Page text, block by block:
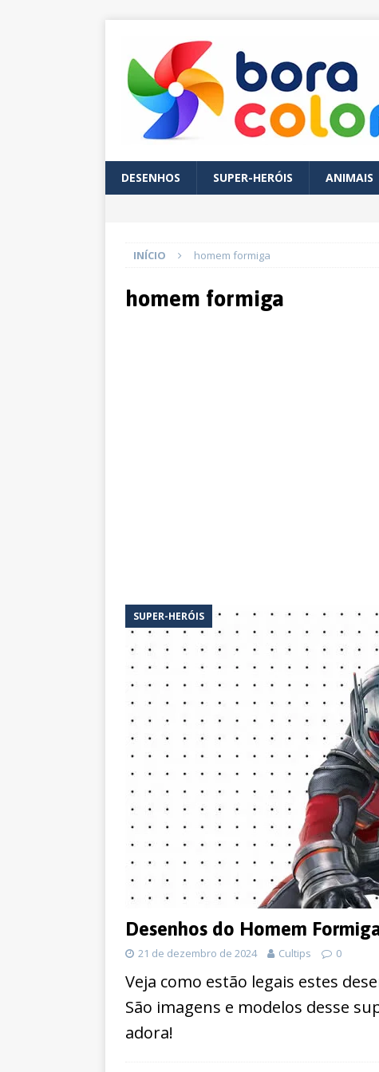
DESENHOS SUPER-HERÓIS ANIMAIS
INÍCIO homem formiga
homem formiga
SUPER-HERÓIS
Desenhos do Homem
21 de dezembro de 2024 Cultips 0
Veja como estão legais estes
São imagens e modelos desse
adora!